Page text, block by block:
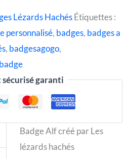
Lézards HachésÉtiquettes :
personnalisé, badges, badges a
, badgesagogo,
sécurisé garanti
Badge Alf créé par Les
lézards hachés